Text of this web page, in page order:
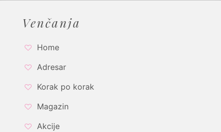
Venčanja
Home
Adresar
Korak po korak
Magazin
Akcije